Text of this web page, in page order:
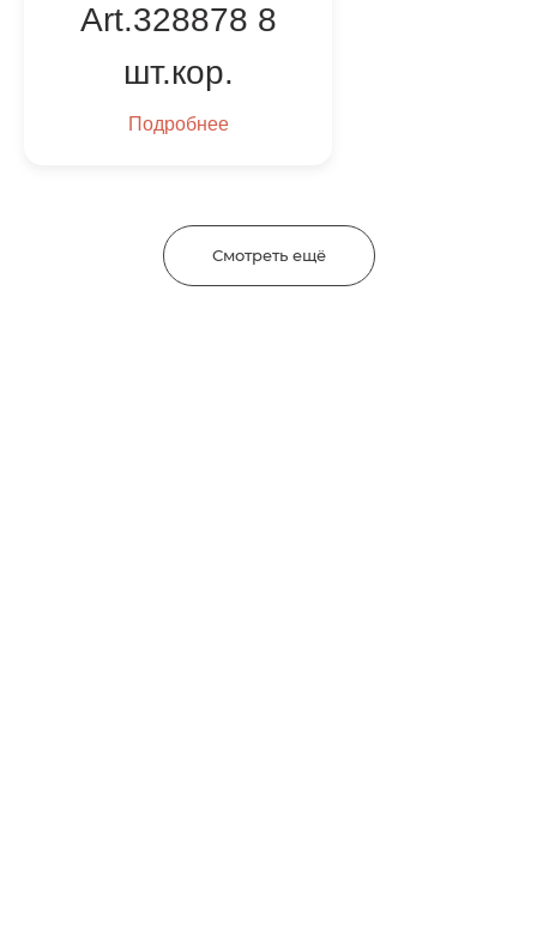
Art.328878 8
шт.кор.
Подробнее
Смотреть ещё